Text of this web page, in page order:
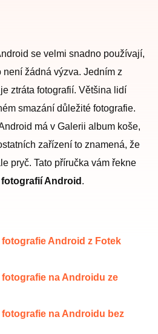
se velmi snadno používají,
žádná výzva. Jedním z
ztráta fotografií. Většina lidí
smazání důležité fotografie.
má v Galerii album koše,
zařízení to znamená, že
pryč. Tato příručka vám řekne
Android .
Android z Fotek
na Androidu ze
na Androidu bez